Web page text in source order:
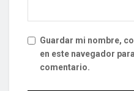
Guardar mi nombre,
en este navegador
comentario.